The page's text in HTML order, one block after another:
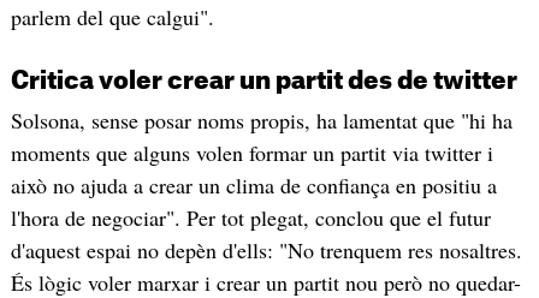
parlem del que calgui".
Critica voler crear un partit des de twitter
Solsona, sense posar noms propis, ha lamentat que "hi ha
moments que alguns volen formar un partit via twitter i
això no ajuda a crear un clima de confiança en positiu a
l'hora de negociar". Per tot plegat, conclou que el futur
d'aquest espai no depèn d'ells: "No trenquem res nosaltres.
És lògic voler marxar i crear un partit nou però no quedar-